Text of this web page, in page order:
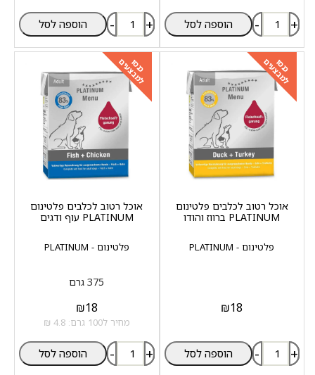
- + הוספה לסל - + הוספה לסל
כנסו
למבצעים
פלטינום - PLATINUM
אוכל רטוב לכלבים פלטינום
PLATINUM ברווז והודו
₪18
- + הוספה לסל
כנסו
למבצעים
פלטינום - PLATINUM
אוכל רטוב לכלבים פלטינום
PLATINUM עוף ודגים
375 גרם
₪18
מחיר ל100 גרם: 4.8 ₪
- + הוספה לסל